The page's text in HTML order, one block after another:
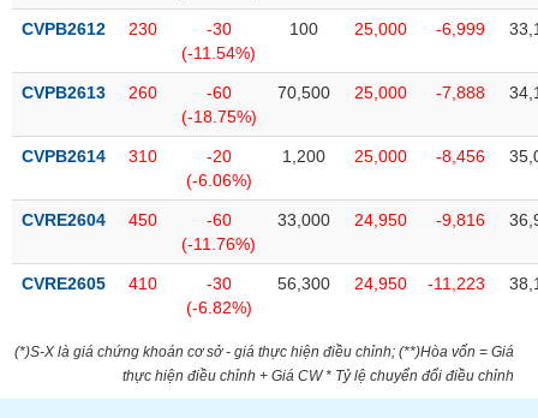
CVPB2612 230
-30
(-11.54%)
100 25,000 -6,999
CVPB2613 260
-60
(-18.75%)
70,500 25,000 -7,888
CVPB2614 310
-20
(-6.06%)
1,200 25,000 -8,456
CVRE2604 450
-60
(-11.76%)
33,000 24,950 -9,816
CVRE2605 410
-30
(-6.82%)
56,300 24,950 -11,223
(*)S-X là giá chứng khoán cơ sở - giá thực hiện điều chỉnh; (**)Hòa vốn = Giá
thực hiện điều chỉnh + Giá CW * Tỷ lệ chuyển đổi điều chỉnh
chính
Dữ
liệu
chính